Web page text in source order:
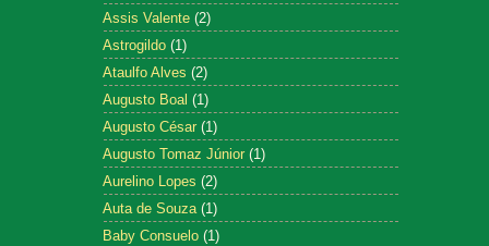
Assis Valente (2)
Astrogildo (1)
Ataulfo Alves (2)
Augusto Boal (1)
Augusto César (1)
Augusto Tomaz Júnior (1)
Aurelino Lopes (2)
Auta de Souza (1)
Baby Consuelo (1)